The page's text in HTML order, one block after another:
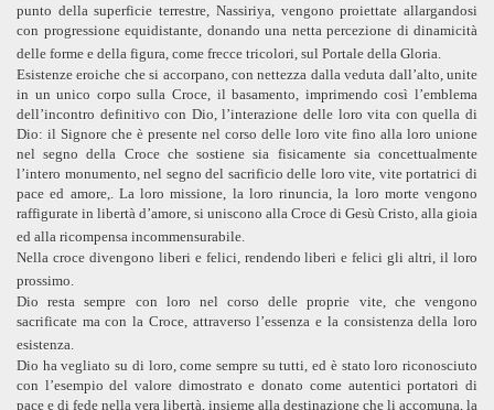
punto della superficie terrestre, Nassiriya, vengono proiettate allargandosi
con progressione equidistante, donando una netta percezione di dinamicità
delle forme e della figura, come frecce tricolori, sul Portale della Gloria.
Esistenze eroiche che si accorpano, con nettezza dalla veduta dall’alto, unite
in un unico corpo sulla Croce, il basamento, imprimendo così l’emblema
dell’incontro definitivo con Dio, l’interazione delle loro vita con quella di
Dio: il Signore che è presente nel corso delle loro vite fino alla loro unione
nel segno della Croce che sostiene sia fisicamente sia concettualmente
l’intero monumento, nel segno del sacrificio delle loro vite, vite portatrici di
pace ed amore,. La loro missione, la loro rinuncia, la loro morte vengono
raffigurate in libertà d’amore, si uniscono alla Croce di Gesù Cristo, alla gioia
ed alla ricompensa incommensurabile.
Nella croce divengono liberi e felici, rendendo liberi e felici gli altri, il loro
prossimo.
Dio resta sempre con loro nel corso delle proprie vite, che vengono
sacrificate ma con la Croce, attraverso l’essenza e la consistenza della loro
esistenza.
Dio ha vegliato su di loro, come sempre su tutti, ed è stato loro riconosciuto
con l’esempio del valore dimostrato e donato come autentici portatori di
pace e di fede nella vera libertà, insieme alla destinazione che li accomuna, la